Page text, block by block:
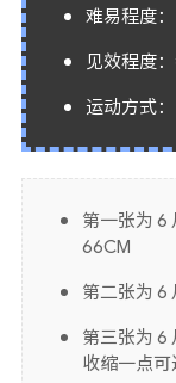
难易程度
见效程度
运动方式
第一张为 6
66CM
第二张为 6
第三张为 6
收缩一点